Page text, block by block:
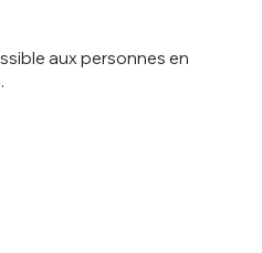
aux personnes en